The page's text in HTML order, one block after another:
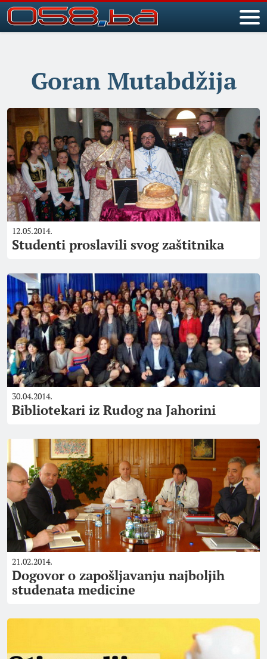
Goran Mutabdžija
12.05.2014.
Studenti proslavili svog zaštitnika
30.04.2014.
Bibliotekari iz Rudog na Jahorini
21.02.2014.
Dogovor o zapošljavanju najboljih
studenata medicine